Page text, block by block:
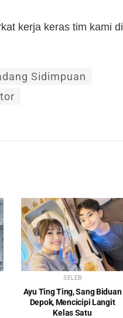
kerja keras tim kami di
Sidimpuan
SELEB
Ayu Ting Ting, Sang Biduan
Depok, Mencicipi Langit
Kelas Satu